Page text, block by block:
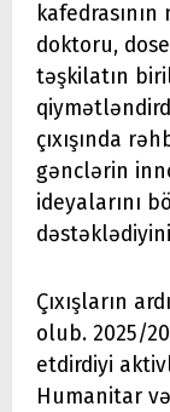
doktoru,
təşkilatın
çıxışında
gənclərin
ideyalarını
Çıxışların
olub. 2025/
etdirdiyi
Humanitar